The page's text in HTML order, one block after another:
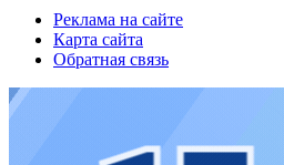
Реклама на сайте
Карта сайта
Обратная связь